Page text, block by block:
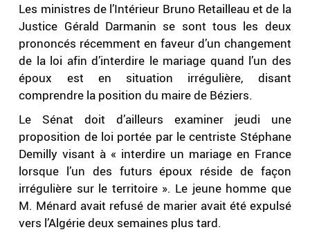
Les ministres de l’Intérieur Bruno Retailleau et de la
Justice Gérald Darmanin se sont tous les deux
prononcés récemment en faveur d’un changement
de la loi afin d’interdire le mariage quand l’un des
époux est en situation irrégulière, disant
comprendre la position du maire de Béziers.
Le Sénat doit d’ailleurs examiner jeudi une
proposition de loi portée par le centriste Stéphane
Demilly visant à « interdire un mariage en France
lorsque l’un des futurs époux réside de façon
irrégulière sur le territoire ». Le jeune homme que
M. Ménard avait refusé de marier avait été expulsé
vers l’Algérie deux semaines plus tard.